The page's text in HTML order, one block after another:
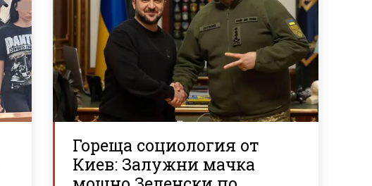
Гореща социология от
Киев: Залужни мачка